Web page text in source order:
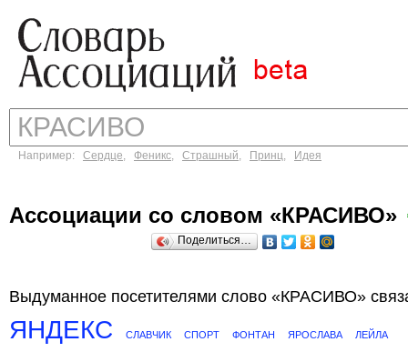
Например: Сердце, Феникс, Страшный, Принц, Идея
Ассоциации со словом «КРАСИВО»
Поделиться…
Выдуманное посетителями слово «КРАСИВО»
ЯНДЕКС СЛАВЧИК СПОРТ ФОНТАН ЯРОСЛАВА ЛЕЙЛА